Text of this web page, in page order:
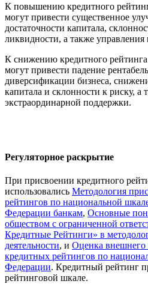
К повышению кредитного
могут привести существенное
достаточности капитала,
ликвидности, а также управления
К снижению кредитного
могут привести падение
диверсификации бизнеса,
капитала и склонности к риску, а
экстраординарной поддержки.
Регуляторное раскрытие
При присвоении кредитного
использовались Методология
рейтингов по национальной
Федерации банкам, Основные
обществом с ограниченной
Кредитные Рейтинги» в
деятельности, и Оценка внешнего
кредитных рейтингов по
Федерации. Кредитный рейтинг
рейтинговой шкале.